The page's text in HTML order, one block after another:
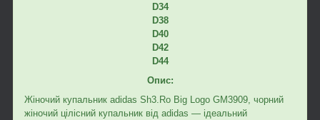
D34
D38
D40
D42
D44
Опис:
Жіночий купальник adidas Sh3.Ro Big Logo GM3909, чорний
жіночий цілісний купальник від adidas — ідеальний